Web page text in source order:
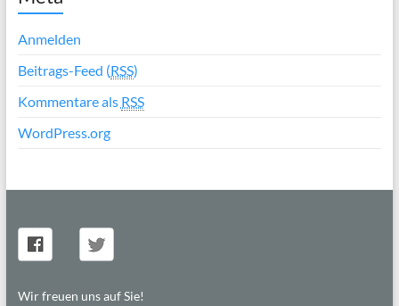
Anmelden
Beitrags-Feed (RSS)
Kommentare als RSS
WordPress.org
Wir freuen uns auf Sie!